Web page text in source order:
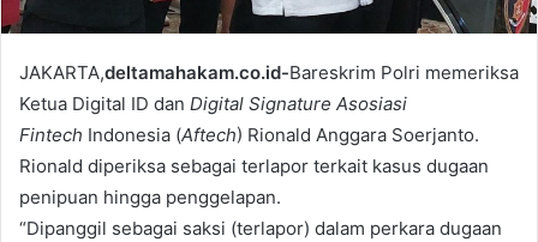
JAKARTA,deltamahakam.co.id-Bareskrim Polri memeriksa
Ketua Digital ID dan Digital Signature Asosiasi
Fintech Indonesia (Aftech) Rionald Anggara Soerjanto.
Rionald diperiksa sebagai terlapor terkait kasus dugaan
penipuan hingga penggelapan.
“Dipanggil sebagai saksi (terlapor) dalam perkara dugaan